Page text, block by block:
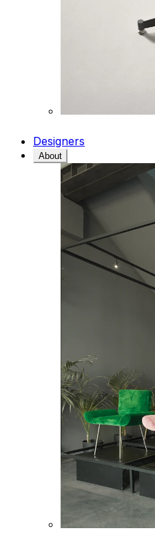
Designers
About